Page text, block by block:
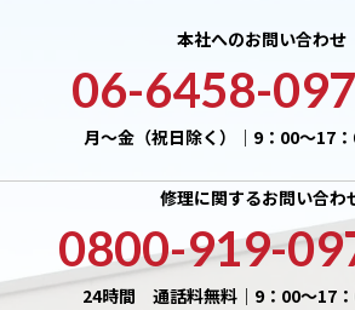
本社へのお問い合わせ
06-6458-
月〜金（祝日除く）｜9：00〜17
修理に関するお問い合わ
0800-919-
24時間 通話料無料｜9：00〜17